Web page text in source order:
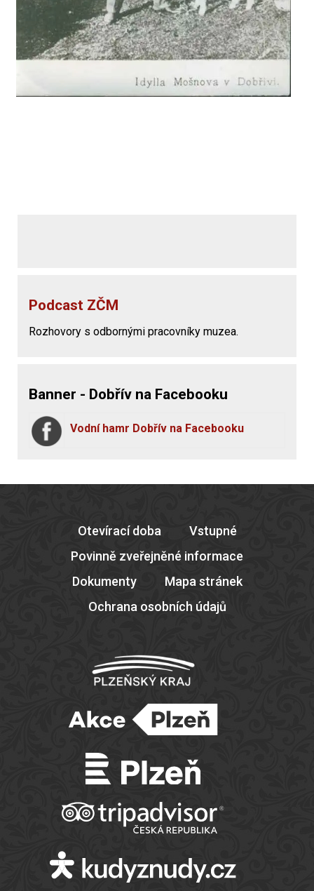
Podcast ZČM
Rozhovory s odbornými pracovníky muzea.
Banner - Dobřív na Facebooku
Vodní hamr Dobřív na Facebooku
Otevírací doba
Vstupné
Povinně zveřejněné informace
Dokumenty
Mapa stránek
Ochrana osobních údajů